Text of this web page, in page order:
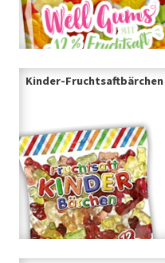
Kinder-Fruchtsaftbärchen